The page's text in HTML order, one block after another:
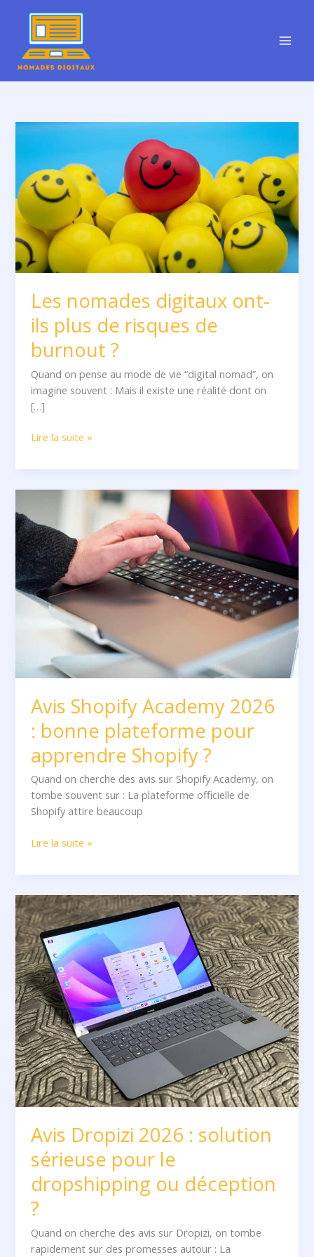
contenu
Les nomades digitaux ont-
ils plus de risques de
burnout ?
Quand on pense au mode de vie “digital nomad”, on
imagine souvent : Mais il existe une réalité dont on
[…]
Les
digitaux
ont-
ils
plus
de
risques
de
burnout
?
Lire la suite »
Avis Shopify Academy 2026
: bonne plateforme pour
apprendre Shopify ?
Quand on cherche des avis sur Shopify Academy, on
tombe souvent sur : La plateforme officielle de
Shopify attire beaucoup
Academy
2026
:
bonne
plateforme
pour
apprendre
Lire la suite »
Avis Dropizi 2026 : solution
sérieuse pour le
dropshipping ou déception
?
Quand on cherche des avis sur Dropizi, on tombe
rapidement sur des promesses autour : La
Avis
Dropizi
2026
:
solution
sérieuse
pour
le
dropshipping
ou
déception
?